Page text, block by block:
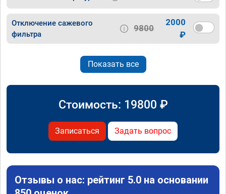
Отключение сажевого
фильтра
9800
2000
₽
Показать все
Стоимость: 19800 ₽
Записаться Задать вопрос
Отзывы о нас: рейтинг 5.0 на основании